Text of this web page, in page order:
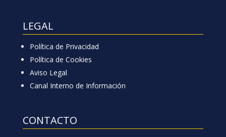
LEGAL
Política de Privacidad
Política de Cookies
Aviso Legal
Canal Interno de Información
CONTACTO